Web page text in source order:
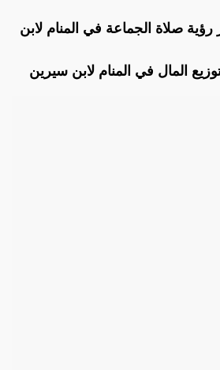
رؤية صلاة الجماعة في المنام لابن
المال في المنام لابن سيرين